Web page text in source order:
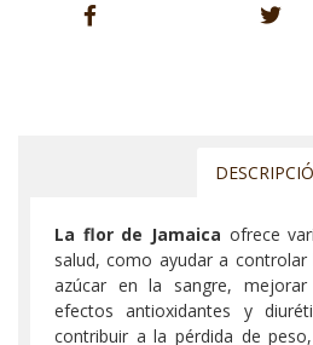
La flor de Jamaica ofrece
salud, como ayudar a
azúcar en la sangre,
efectos antioxidantes y
contribuir a la pérdida de